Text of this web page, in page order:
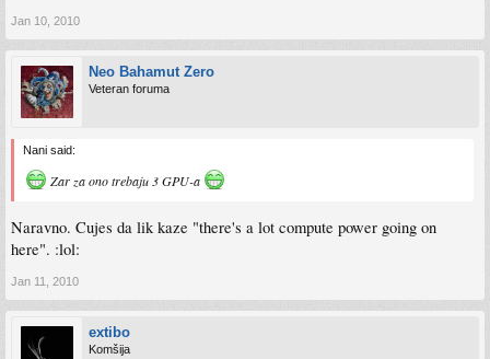
Jan 10, 2010
Neo Bahamut Zero
Veteran foruma
Nani said:
Zar za ono trebaju 3 GPU-a
Naravno. Cujes da lik kaze "there's a lot compute power going on
here". :lol:
Jan 11, 2010
extibo
Komšija